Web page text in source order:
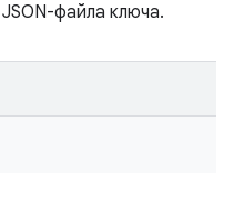
файла ключа.